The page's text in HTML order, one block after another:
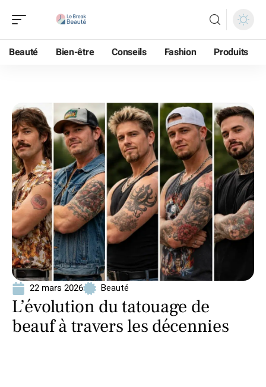
Beauté Bien-être Conseils Fashion Produits
22 mars 2026 Beauté
L’évolution du tatouage de
beauf à travers les décennies